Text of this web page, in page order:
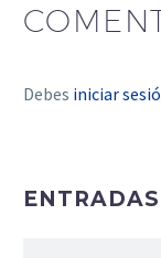
Debes iniciar